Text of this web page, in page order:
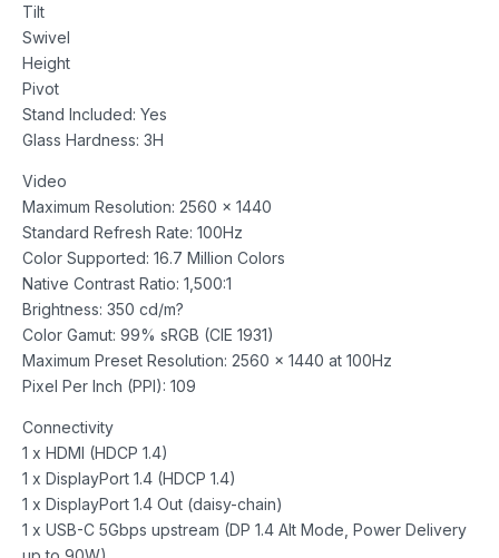
Tilt
Swivel
Height
Pivot
Stand Included: Yes
Glass Hardness: 3H
Video
Maximum Resolution: 2560 x 1440
Standard Refresh Rate: 100Hz
Color Supported: 16.7 Million Colors
Native Contrast Ratio: 1,500:1
Brightness: 350 cd/m?
Color Gamut: 99% sRGB (CIE 1931)
Maximum Preset Resolution: 2560 x 1440 at 100Hz
Pixel Per Inch (PPI): 109
Connectivity
1 x HDMI (HDCP 1.4)
1 x DisplayPort 1.4 (HDCP 1.4)
1 x DisplayPort 1.4 Out (daisy-chain)
1 x USB-C 5Gbps upstream (DP 1.4 Alt Mode, Power Delivery